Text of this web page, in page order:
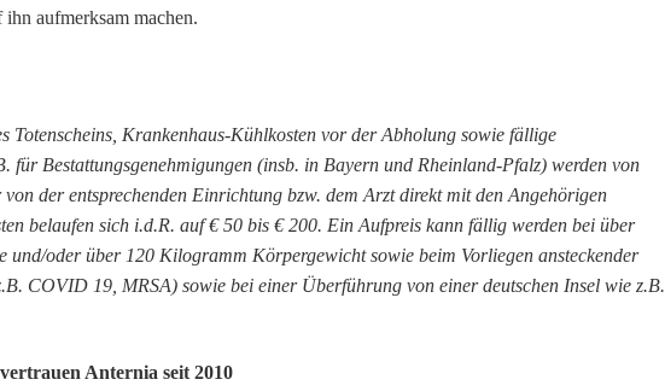
aufmerksam machen.
Totenscheins, Krankenhaus-Kühlkosten vor der Abholung sowie fällige
für Bestattungsgenehmigungen (insb. in Bayern und Rheinland-Pfalz) werden von
der entsprechenden Einrichtung bzw. dem Arzt direkt mit den Angehörigen
belaufen sich i.d.R. auf € 50 bis € 200. Ein Aufpreis kann fällig werden bei über
und/oder über 120 Kilogramm Körpergewicht sowie beim Vorliegen ansteckender
COVID 19, MRSA) sowie bei einer Überführung von einer deutschen Insel wie z.B.
Anternia seit 2010